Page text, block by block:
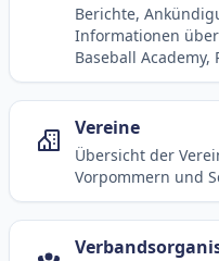
Berichte,
Informationen
Baseball
Vereine
Übersicht der
Vorpommern und